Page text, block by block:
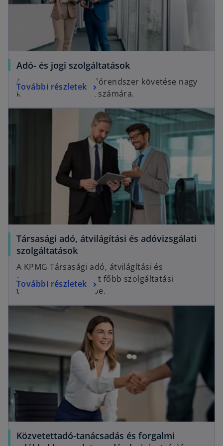
Adó- és jogi szolgáltatások
A gyakran változó adórendszer követése nagy
kihívás a társaságok számára.
További részletek
Társasági adó, átvilágítási és adóvizsgálati
szolgáltatások
A KPMG Társasági adó, átvilágítási és
adóvizsgálati csoport főbb szolgáltatási
területeit mutatjuk be.
További részletek
Közvetettadó-tanácsadás és forgalmi